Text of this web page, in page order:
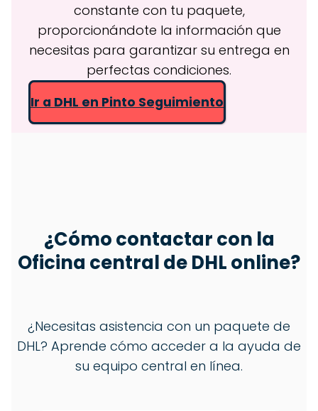
constante con tu paquete,
proporcionándote la información que
necesitas para garantizar su entrega en
perfectas condiciones.
Ir a DHL en Pinto Seguimiento
¿Cómo contactar con la
Oficina central de DHL online?
¿Necesitas asistencia con un paquete de
DHL? Aprende cómo acceder a la ayuda de
su equipo central en línea.